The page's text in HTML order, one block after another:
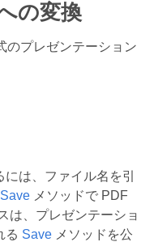
の変換
のプレゼンテーション
は、ファイル名を引
Save メソッドで PDF
は、プレゼンテーショ
る Save メソッドを公